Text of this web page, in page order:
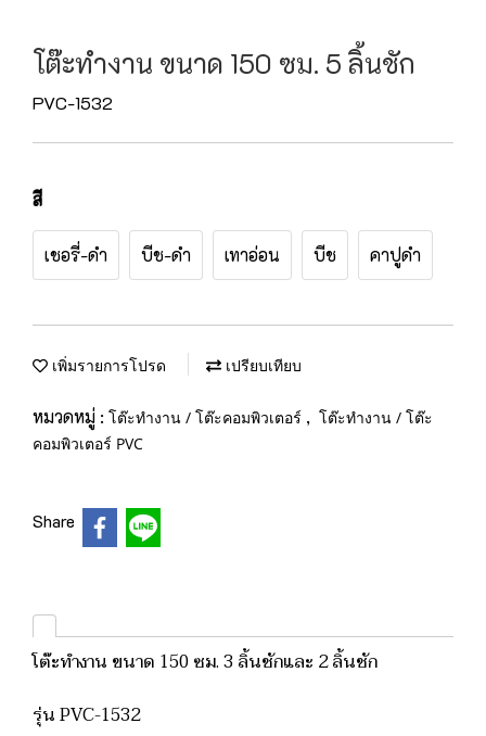
โต๊ะทำงาน ขนาด 150 ซม. 5 ลิ้นชัก
PVC-1532
สี
เชอรี่-ดำ บีช-ดำ เทาอ่อน บีช คาปูดำ
เพิ่มรายการโปรด เปรียบเทียบ
หมวดหมู่ : โต๊ะทำงาน / โต๊ะคอมพิวเตอร์ , โต๊ะทำงาน / โต๊ะ
คอมพิวเตอร์ PVC
Share
โต๊ะทำงาน ขนาด 150 ซม. 3 ลิ้นชักและ 2 ลิ้นชัก
รุ่น PVC-1532